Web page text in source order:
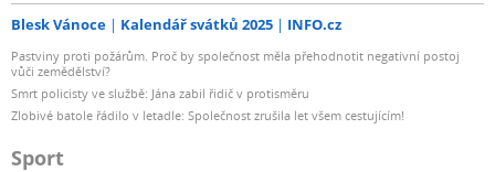
Blesk Vánoce Kalendář svátků 2025 INFO.cz
Pastviny proti požárům. Proč by společnost měla přehodnotit negativní postoj
vůči zemědělství?
Smrt policisty ve službě: Jána zabil řidič v protisměru
Zlobivé batole řádilo v letadle: Společnost zrušila let všem cestujícím!
Sport